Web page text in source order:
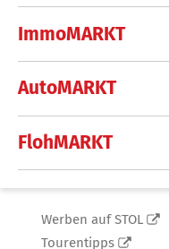
ImmoMARKT
AutoMARKT
FlohMARKT
Werben auf STOL
Tourentipps